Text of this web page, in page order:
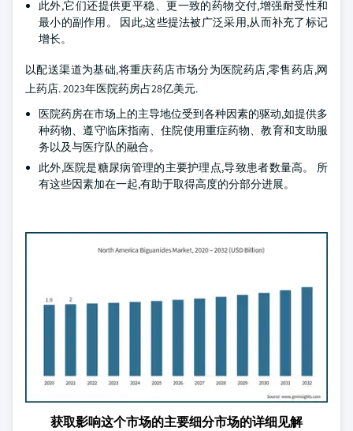
此外,它们还提供更平稳、更一致的药物交付,增强耐受性和
最小的副作用。 因此,这些提法被广泛采用,从而补充了标记
增长。
以配送渠道为基础,将重庆药店市场分为医院药店,零售药店,网
上药店. 2023年医院药房占28亿美元.
医院药房在市场上的主导地位受到各种因素的驱动,如提供多
种药物、遵守临床指南、住院使用重症药物、教育和支助服
务以及与医疗队的融合。
此外,医院是糖尿病管理的主要护理点,导致患者数量高。 所
有这些因素加在一起,有助于取得高度的分部分进展。
获取影响这个市场的主要细分市场的详细见解